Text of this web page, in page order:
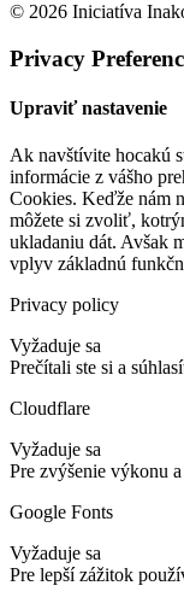
© 2026 Iniciatíva
Privacy
Upraviť nastavenie
Ak navštívite hocakú
informácie z vášho
Cookies. Keďže nám
môžete si zvoliť,
ukladaniu dát. Avšak
vplyv základnú
Privacy policy
Vyžaduje sa
Prečítali ste si a
Cloudflare
Vyžaduje sa
Pre zvýšenie výkonu
Google Fonts
Vyžaduje sa
Pre lepší zážitok